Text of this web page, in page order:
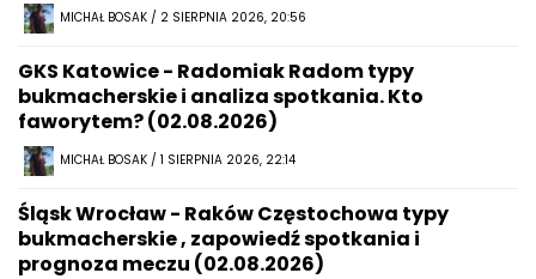
MICHAŁ BOSAK / 2 SIERPNIA 2026, 20:56
GKS Katowice - Radomiak Radom typy
bukmacherskie i analiza spotkania. Kto
faworytem? (02.08.2026)
MICHAŁ BOSAK / 1 SIERPNIA 2026, 22:14
Śląsk Wrocław - Raków Częstochowa typy
bukmacherskie , zapowiedź spotkania i
prognoza meczu (02.08.2026)